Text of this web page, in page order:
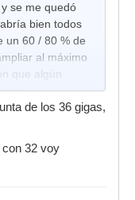
se me quedó
bien todos
un 60 / 80 % de
al máximo
que algún
de los 36 gigas,
32 voy